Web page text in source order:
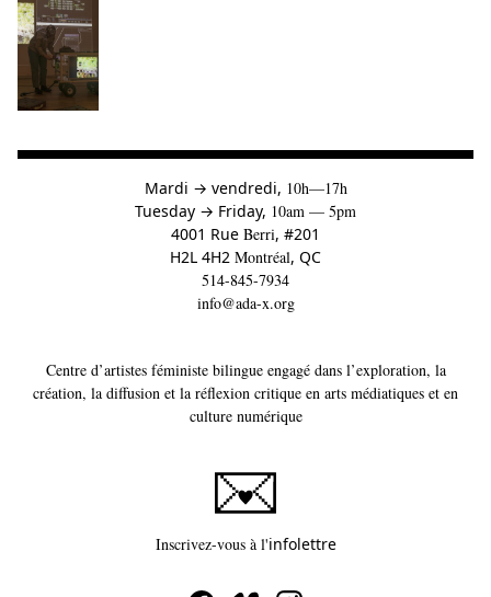
Mardi →àvendredi, 10h—17h
Tuesday → to
Friday, 10am — 5pm
4001 Rue Berri, #201
H2L 4H2 Montréal, QC
514-845-7934
info@ada-x.org
Centre d’artistes féministe bilingue engagé dans l’exploration, la
création, la diffusion et la réflexion critique en arts médiatiques et en
culture numérique
Inscrivez-vous à l'infolettreCe lien s'ouvrira dans